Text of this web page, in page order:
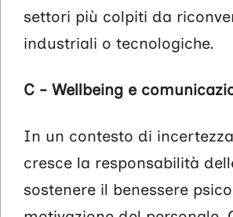
settori più colpiti da
industriali o tecnologiche.
C - Wellbeing e
In un contesto di
cresce la responsabilità
sostenere il benessere